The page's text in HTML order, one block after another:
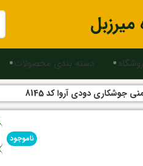
دسته بندی محصولات
جوشکاری دودی آروا کد 8145
ناموجود